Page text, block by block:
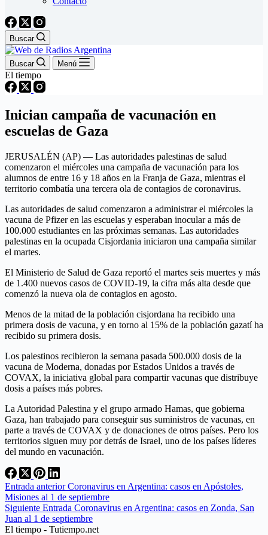
Buscar
Buscar Menú
El tiempo
Inician campaña de vacunación en
escuelas de Gaza
JERUSALÉN (AP) — Las autoridades palestinas de salud
comenzaron el miércoles una campaña de vacunación para los
alumnos de entre 16 y 18 años en la Franja de Gaza, mientras el
territorio combatía una tercera ola de contagios de coronavirus.
Las autoridades de salud comenzaron a administrar el miércoles la
vacuna de Pfizer en las escuelas y esperaban inocular a más de
100.000 estudiantes en las próximas semanas. Las autoridades
palestinas en la ocupada Cisjordania iniciaron una campaña similar
el martes.
El Ministerio de Salud de Gaza reportó el martes seis muertes y más
de 1.400 nuevos casos de COVID-19, la cifra más alta desde que
comenzó la nueva ola de contagios en agosto.
Menos de la mitad de la población cisjordana ha recibido una
primera dosis de vacuna, y en torno al 15% de la población gazatí ha
recibido su primera dosis.
Los palestinos recibieron la semana pasada 500.000 dosis de la
vacuna de Moderna, donadas por Estados Unidos a través de
COVAX, la iniciativa global para compartir vacunas que distribuye
dosis a países más pobres.
La Autoridad Palestina y el grupo armado Hamas, que gobierna
Gaza, han trabajado para conseguir sus suministros de vacunas, en
parte a través de COVAX y de donaciones de otros países. Pero los
territorios siguen muy por detrás de Israel, uno de los países líderes
del mundo en vacunación.
Entrada anteriorCoronavirus en Argentina: casos en Apóstoles,
Misiones al 1 de septiembre
Siguiente Entrada Coronavirus en Argentina: casos en Zonda, San
Juan al 1 de septiembre
El tiempo - Tutiempo.net